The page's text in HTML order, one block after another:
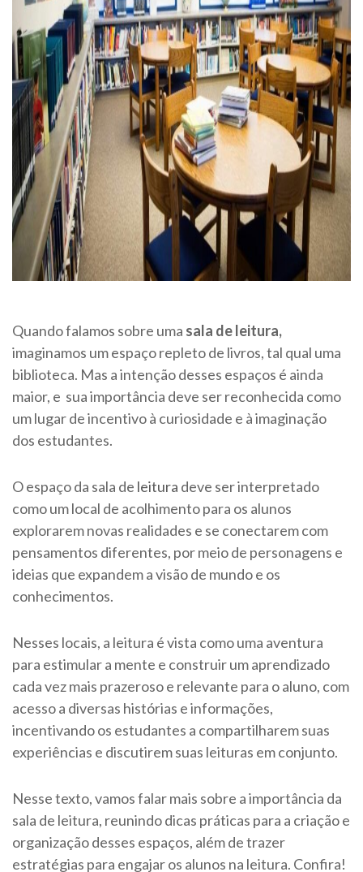
Quando falamos sobre uma sala de leitura,
imaginamos um espaço repleto de livros, tal qual uma
biblioteca. Mas a intenção desses espaços é ainda
maior, e sua importância deve ser reconhecida como
um lugar de incentivo à curiosidade e à imaginação
dos estudantes.
O espaço da sala de leitura deve ser interpretado
como um local de acolhimento para os alunos
explorarem novas realidades e se conectarem com
pensamentos diferentes, por meio de personagens e
ideias que expandem a visão de mundo e os
conhecimentos.
Nesses locais, a leitura é vista como uma aventura
para estimular a mente e construir um aprendizado
cada vez mais prazeroso e relevante para o aluno, com
acesso a diversas histórias e informações,
incentivando os estudantes a compartilharem suas
experiências e discutirem suas leituras em conjunto.
Nesse texto, vamos falar mais sobre a importância da
sala de leitura, reunindo dicas práticas para a criação e
organização desses espaços, além de trazer
estratégias para engajar os alunos na leitura. Confira!